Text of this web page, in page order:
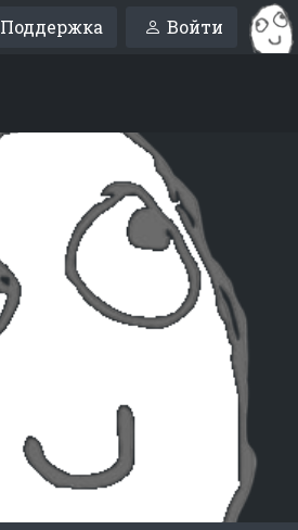
Поддержка Войти